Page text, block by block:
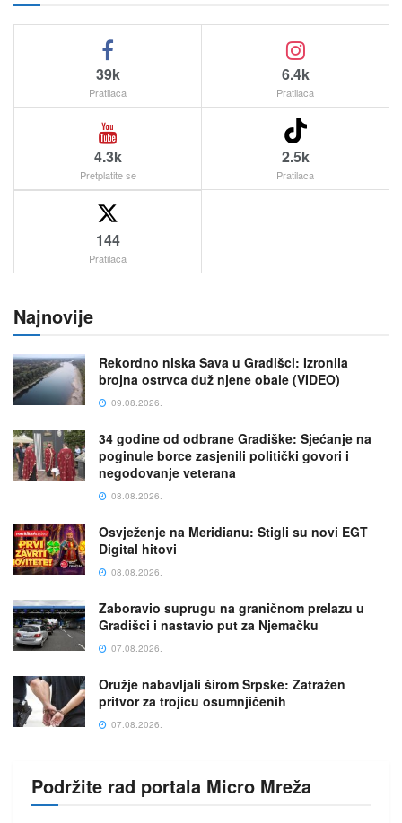
39k
Pratilaca
6.4k
Pratilaca
4.3k
Pretplatite se
2.5k
Pratilaca
144
Pratilaca
Najnovije
Rekordno niska Sava u Gradišci: Izronila
brojna ostrvca duž njene obale (VIDEO)
09.08.2026.
34 godine od odbrane Gradiške: Sjećanje na
poginule borce zasjenili politički govori i
negodovanje veterana
08.08.2026.
Osvježenje na Meridianu: Stigli su novi EGT
Digital hitovi
08.08.2026.
Zaboravio suprugu na graničnom prelazu u
Gradišci i nastavio put za Njemačku
07.08.2026.
Oružje nabavljali širom Srpske: Zatražen
pritvor za trojicu osumnjičenih
07.08.2026.
Podržite rad portala Micro Mreža